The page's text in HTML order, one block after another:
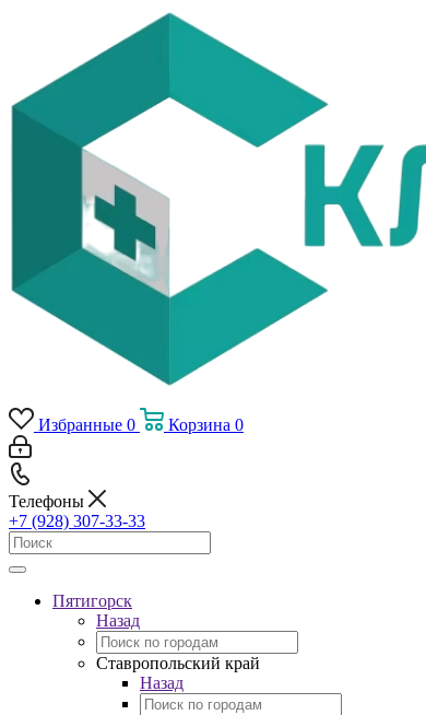
Избранные 0 Корзина 0
Телефоны
+7 (928) 307-33-33
Пятигорск
Назад
Ставропольский край
Назад